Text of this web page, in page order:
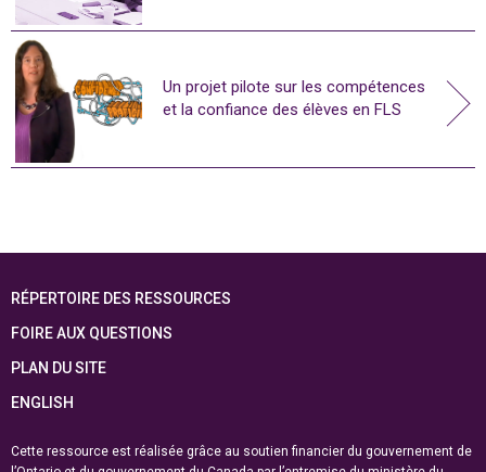
Un projet pilote sur les compétences
et la confiance des élèves en FLS
RÉPERTOIRE DES RESSOURCES
FOIRE AUX QUESTIONS
PLAN DU SITE
ENGLISH
Cette ressource est réalisée grâce au soutien financier du gouvernement de